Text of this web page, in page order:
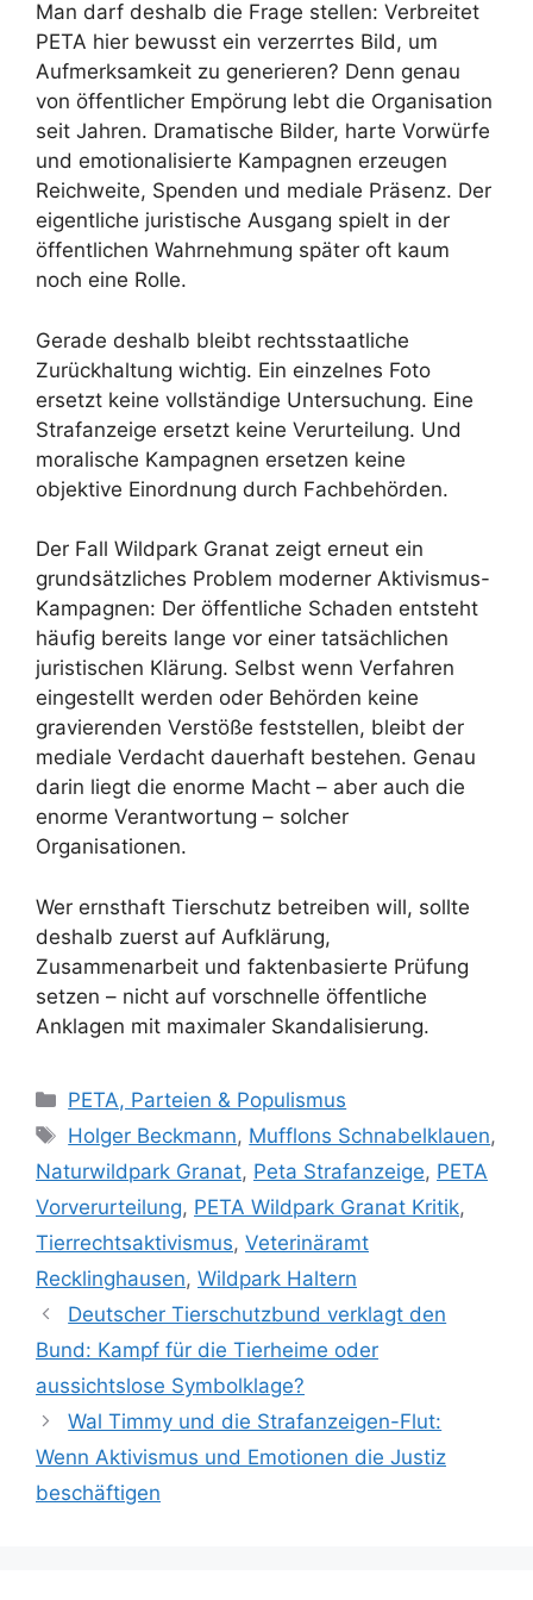
Man darf deshalb die Frage stellen: Verbreitet
PETA hier bewusst ein verzerrtes Bild, um
Aufmerksamkeit zu generieren? Denn genau
von öffentlicher Empörung lebt die Organisation
seit Jahren. Dramatische Bilder, harte Vorwürfe
und emotionalisierte Kampagnen erzeugen
Reichweite, Spenden und mediale Präsenz. Der
eigentliche juristische Ausgang spielt in der
öffentlichen Wahrnehmung später oft kaum
noch eine Rolle.
Gerade deshalb bleibt rechtsstaatliche
Zurückhaltung wichtig. Ein einzelnes Foto
ersetzt keine vollständige Untersuchung. Eine
Strafanzeige ersetzt keine Verurteilung. Und
moralische Kampagnen ersetzen keine
objektive Einordnung durch Fachbehörden.
Der Fall Wildpark Granat zeigt erneut ein
grundsätzliches Problem moderner Aktivismus-
Kampagnen: Der öffentliche Schaden entsteht
häufig bereits lange vor einer tatsächlichen
juristischen Klärung. Selbst wenn Verfahren
eingestellt werden oder Behörden keine
gravierenden Verstöße feststellen, bleibt der
mediale Verdacht dauerhaft bestehen. Genau
darin liegt die enorme Macht – aber auch die
enorme Verantwortung – solcher
Organisationen.
Wer ernsthaft Tierschutz betreiben will, sollte
deshalb zuerst auf Aufklärung,
Zusammenarbeit und faktenbasierte Prüfung
setzen – nicht auf vorschnelle öffentliche
Anklagen mit maximaler Skandalisierung.
K
a
e
g
o
r
i
n
PETA, Parteien & Populismus
S
c
l
a
g
w
t
e
r
Holger Beckmann, Mufflons Schnabelklauen,
Naturwildpark Granat, Peta Strafanzeige, PETA
Vorverurteilung, PETA Wildpark Granat Kritik,
Tierrechtsaktivismus, Veterinäramt
Recklinghausen, Wildpark Haltern
Deutscher Tierschutzbund verklagt den
Bund: Kampf für die Tierheime oder
aussichtslose Symbolklage?
Wal Timmy und die Strafanzeigen-Flut:
Wenn Aktivismus und Emotionen die Justiz
beschäftigen